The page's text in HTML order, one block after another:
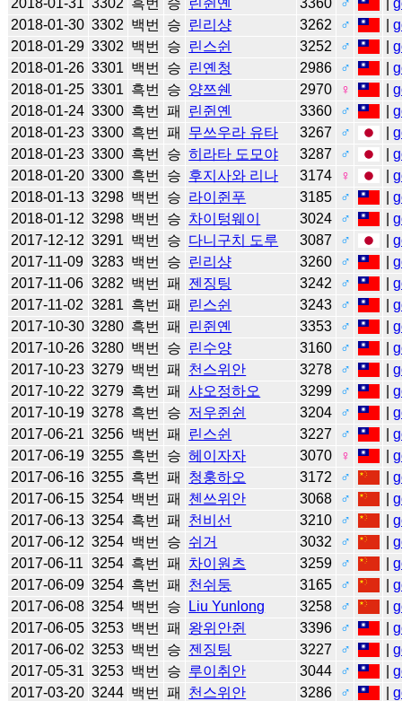
2018-01-30 3302 백번 승 린리샹 3262 ♂ |
2018-01-29 3302 백번 승 린스쉰 3252 ♂ |
2018-01-26 3301 백번 승 린옌청 2986 ♂ |
2018-01-25 3301 흑번 승 양쯔쉔 2970 ♀ |
2018-01-24 3300 흑번 패 린쥔옌 3360 ♂ |
2018-01-23 3300 흑번 패 무쓰우라 유타 3267 ♂ |
2018-01-23 3300 흑번 승 히라타 도모야 3287 ♂ |
2018-01-20 3300 흑번 승 후지사와 리나 3174 ♀ |
2018-01-13 3298 백번 승 라이쥔푸 3185 ♂ |
2018-01-12 3298 백번 승 차이텅웨이 3024 ♂ |
2017-12-12 3291 백번 승 다니구치 도루 3087 ♂ |
2017-11-09 3283 백번 승 린리샹 3260 ♂ |
2017-11-06 3282 백번 패 젠징팅 3242 ♂ |
2017-11-02 3281 흑번 패 린스쉰 3243 ♂ |
2017-10-30 3280 흑번 패 린쥔옌 3353 ♂ |
2017-10-26 3280 백번 승 린수양 3160 ♂ |
2017-10-23 3279 백번 패 천스위안 3278 ♂ |
2017-10-22 3279 흑번 패 샤오정하오 3299 ♂ |
2017-10-19 3278 흑번 승 저우쥔쉰 3204 ♂ |
2017-06-21 3256 백번 패 린스쉰 3227 ♂ |
2017-06-19 3255 흑번 승 헤이자자 3070 ♀ |
2017-06-16 3255 흑번 패 청훙하오 3172 ♂ |
2017-06-15 3254 백번 패 첸쓰위안 3068 ♂ |
2017-06-13 3254 흑번 패 천비선 3210 ♂ |
2017-06-12 3254 백번 승 쉬거 3032 ♂ |
2017-06-11 3254 흑번 패 차이원츠 3259 ♂ |
2017-06-09 3254 흑번 패 천쉬둥 3165 ♂ |
2017-06-08 3254 백번 승 Liu Yunlong 3258 ♂ |
2017-06-05 3253 백번 패 왕위안쥔 3396 ♂ |
2017-06-02 3253 백번 승 젠징팅 3227 ♂ |
2017-05-31 3253 백번 승 루이취안 3044 ♂ |
2017-03-20 3244 백번 패 천스위안 3286 ♂ |